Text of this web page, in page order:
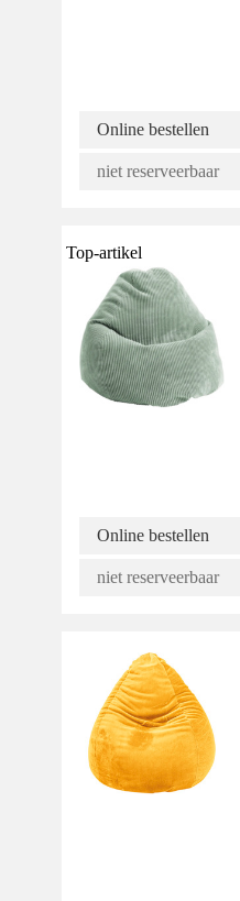
Online bestellen
niet reserveerbaar
Top-artikel
Online bestellen
niet reserveerbaar